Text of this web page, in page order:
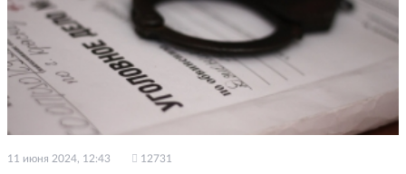
11 июня 2024, 12:43 12731